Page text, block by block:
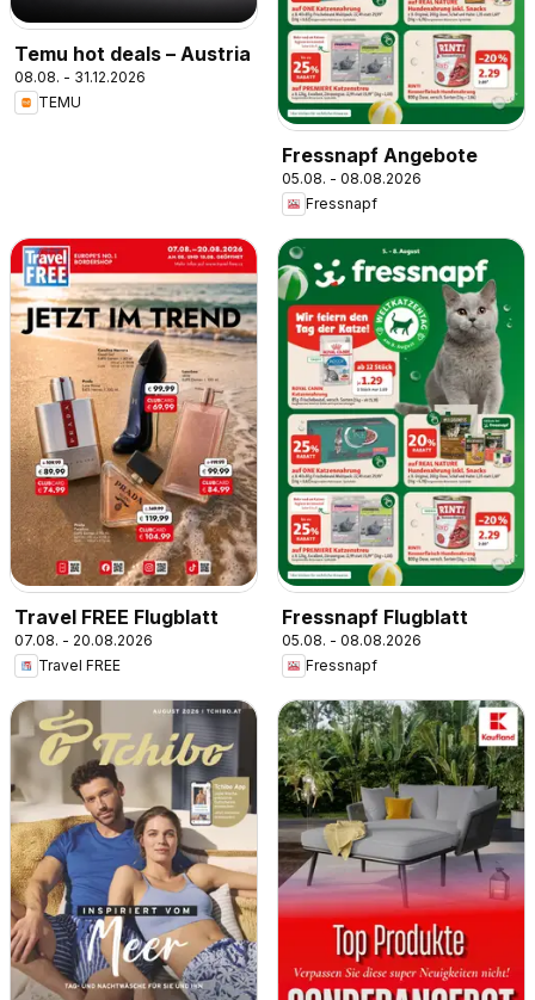
Temu hot deals – Austria
08.08. - 31.12.2026
TEMU
Fressnapf Angebote
05.08. - 08.08.2026
Fressnapf
Travel FREE Flugblatt
07.08. - 20.08.2026
Travel FREE
Fressnapf Flugblatt
05.08. - 08.08.2026
Fressnapf